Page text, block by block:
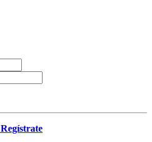
Regístrate